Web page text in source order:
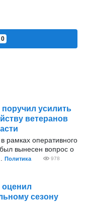
0
усилить
ветеранов
рамках оперативного
вынесен вопрос о
Политика 978
сезону